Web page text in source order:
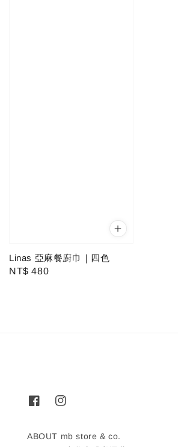
Linas 亞麻餐廚巾｜四色
Regular
NT$ 480
ABOUT mb store & co.